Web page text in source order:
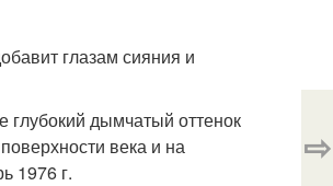
глазам сияния и
глубокий дымчатый оттенок
века и на
1976 г.
⇨